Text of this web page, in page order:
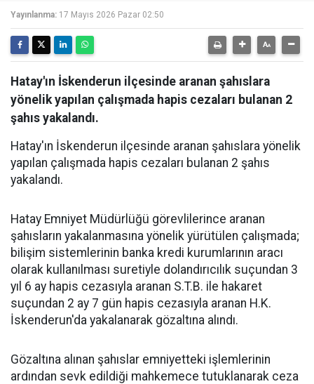
Yayınlanma: 17 Mayıs 2026 Pazar 02:50
Hatay'ın İskenderun ilçesinde aranan şahıslara
yönelik yapılan çalışmada hapis cezaları bulanan 2
şahıs yakalandı.
Hatay'ın İskenderun ilçesinde aranan şahıslara yönelik
yapılan çalışmada hapis cezaları bulanan 2 şahıs
yakalandı.
Hatay Emniyet Müdürlüğü görevlilerince aranan
şahısların yakalanmasına yönelik yürütülen çalışmada;
bilişim sistemlerinin banka kredi kurumlarının aracı
olarak kullanılması suretiyle dolandırıcılık suçundan 3
yıl 6 ay hapis cezasıyla aranan S.T.B. ile hakaret
suçundan 2 ay 7 gün hapis cezasıyla aranan H.K.
İskenderun'da yakalanarak gözaltına alındı.
Gözaltına alınan şahıslar emniyetteki işlemlerinin
ardından sevk edildiği mahkemece tutuklanarak ceza